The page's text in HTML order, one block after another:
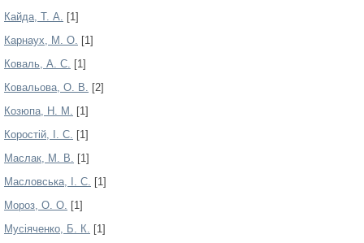
Кайда, Т. А. [1]
Карнаух, М. О. [1]
Коваль, А. С. [1]
Ковальова, О. В. [2]
Козюпа, Н. М. [1]
Коростій, І. С. [1]
Маслак, М. В. [1]
Масловська, І. С. [1]
Мороз, О. О. [1]
Мусіяченко, Б. К. [1]